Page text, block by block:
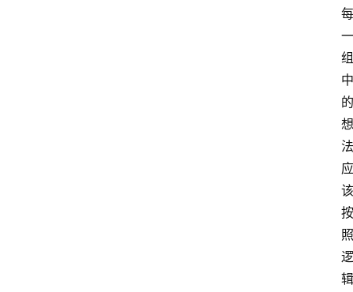
每
一
组
中
的
想
法
应
该
按
照
逻
辑